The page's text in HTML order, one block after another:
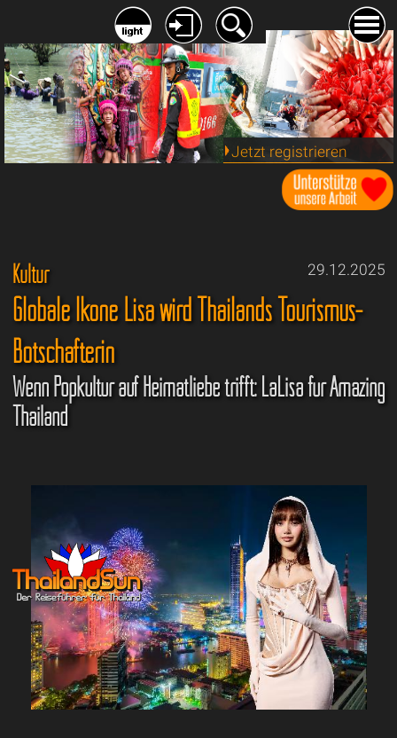
Jetzt registrieren
29.12.2025
Kultur
Globale Ikone Lisa wird Thailands Tourismus-
Botschafterin
Wenn Popkultur auf Heimatliebe trifft: LaLisa für Amazing
Thailand